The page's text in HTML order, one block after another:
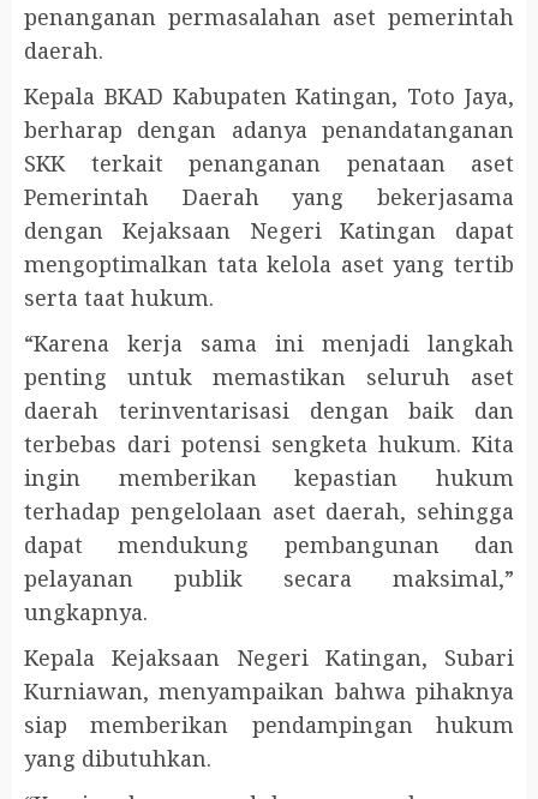
penanganan permasalahan aset pemerintah
daerah.
Kepala BKAD Kabupaten Katingan, Toto Jaya,
berharap dengan adanya penandatanganan
SKK terkait penanganan penataan aset
Pemerintah Daerah yang bekerjasama
dengan Kejaksaan Negeri Katingan dapat
mengoptimalkan tata kelola aset yang tertib
serta taat hukum.
“Karena kerja sama ini menjadi langkah
penting untuk memastikan seluruh aset
daerah terinventarisasi dengan baik dan
terbebas dari potensi sengketa hukum. Kita
ingin memberikan kepastian hukum
terhadap pengelolaan aset daerah, sehingga
dapat mendukung pembangunan dan
pelayanan publik secara maksimal,”
ungkapnya.
Kepala Kejaksaan Negeri Katingan, Subari
Kurniawan, menyampaikan bahwa pihaknya
siap memberikan pendampingan hukum
yang dibutuhkan.